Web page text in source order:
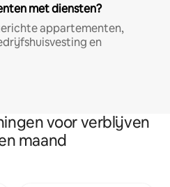
met diensten?
appartementen,
en
voor verblijven
maand